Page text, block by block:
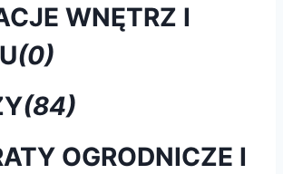
WNĘTRZ I
(0)
(84)
OGRODNICZE I